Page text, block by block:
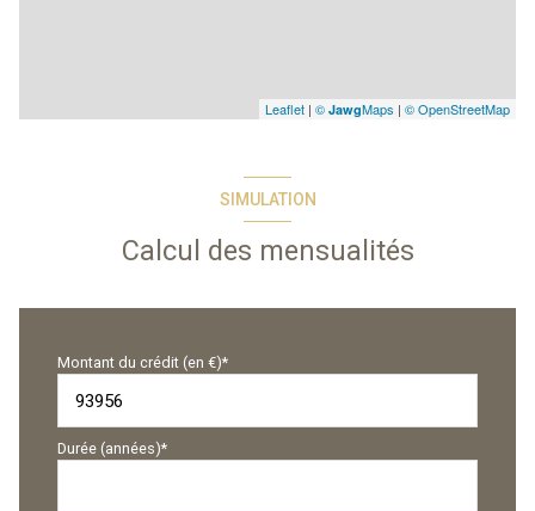
Leaflet | © JawgMaps | © OpenStreetMap
SIMULATION
Calcul des mensualités
Montant du crédit (en €)*
Durée (années)*